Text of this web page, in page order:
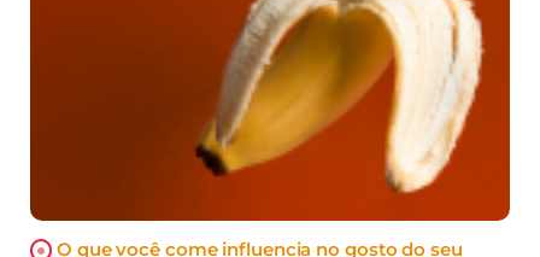
O que você come influencia no gosto do seu